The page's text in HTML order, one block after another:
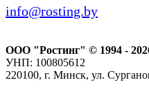
info@rosting.by
ООО "Ростинг" © 1994 -
УНП: 100805612
220100, г. Минск, ул.